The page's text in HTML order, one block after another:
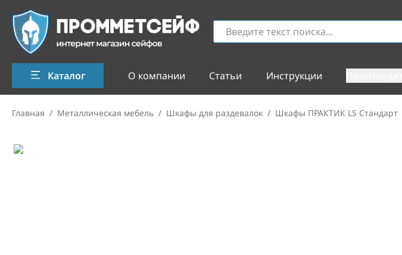
Каталог О компании Статьи Инструкции
Главная / Металлическая мебель / Шкафы для раздевалок / Шкафы ПРАКТИК LS Стандарт